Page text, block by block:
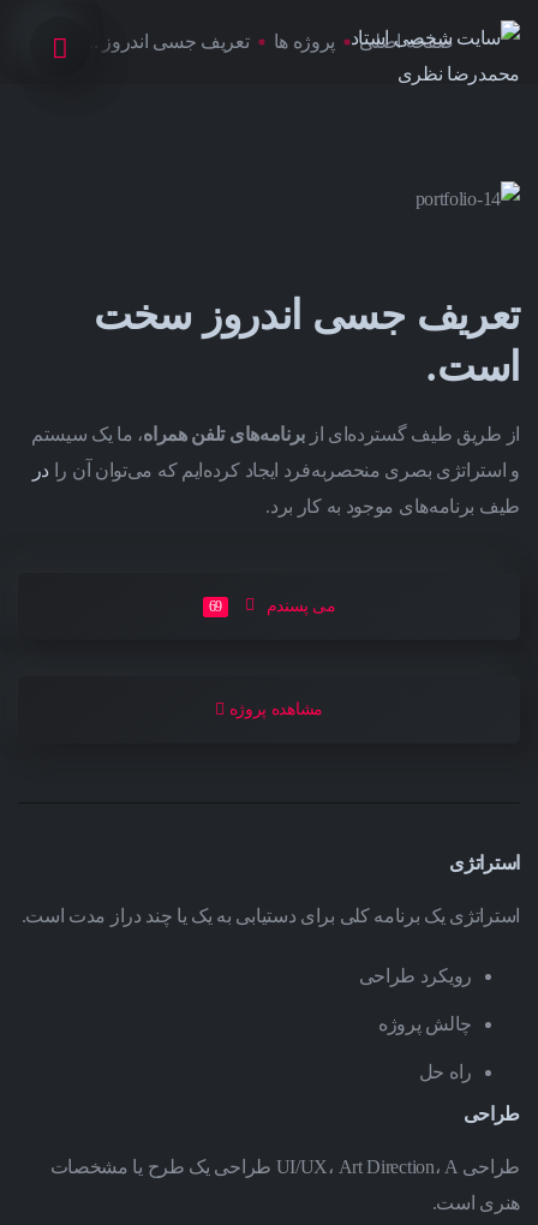
صفحه اصلی پروژه ها تعریف جسی اندروز ...
تعریف جسی اندروز سخت
است.
از طریق طیف گسترده‌ای از برنامه‌های تلفن همراه، ما یک سیستم
و استراتژی بصری منحصربه‌فرد ایجاد کرده‌ایم که می‌توان آن را در
طیف برنامه‌های موجود به کار برد.
می پسندم 69
مشاهده پروژه
استراتژی
استراتژی یک برنامه کلی برای دستیابی به یک یا چند دراز مدت است.
رویکرد طراحی
چالش پروژه
راه حل
طراحی
طراحی UI/UX، Art Direction، A طراحی یک طرح یا مشخصات
هنری است.